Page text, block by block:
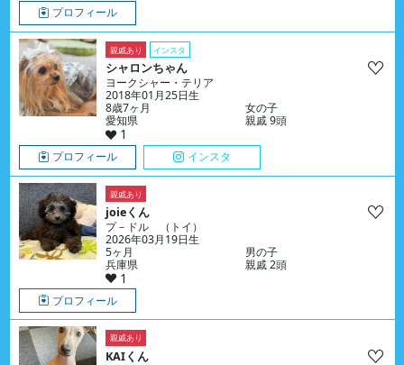
プロフィール
親戚あり インスタ
シャロンちゃん
ヨークシャー・テリア
2018年01月25日生
8歳7ヶ月
女の子
愛知県
親戚 9頭
1
プロフィール インスタ
親戚あり
joieくん
プ－ドル （トイ）
2026年03月19日生
5ヶ月
男の子
兵庫県
親戚 2頭
1
プロフィール
親戚あり
KAIくん